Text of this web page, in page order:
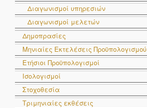
Διαγωνισμοί υπηρεσιών
Διαγωνισμοί μελετών
Δημοπρασίες
Μηνιαίες Εκτελέσεις Προϋπολογισμού
Ετήσιοι Προϋπολογισμοί
Ισολογισμοί
Στοχοθεσία
Τριμηνιαίες εκθέσεις